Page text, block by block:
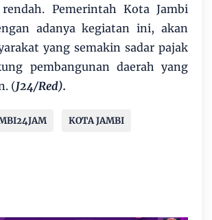
Pemerintah Kota Jambi
adanya kegiatan ini, akan
yang semakin sadar pajak
pembangunan daerah yang
(J24/Red).
KOTA JAMBI